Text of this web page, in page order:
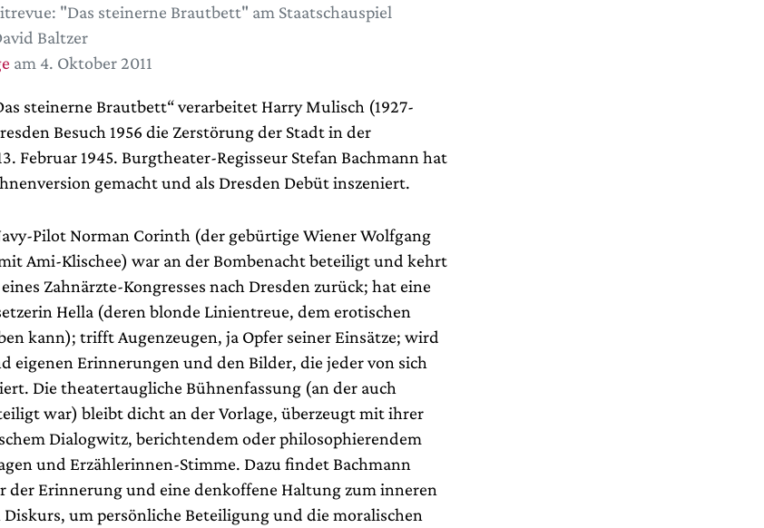
"Das steinerne Brautbett" am Staatschauspiel
Baltzer
am 4. Oktober 2011
steinerne Brautbett“ verarbeitet Harry Mulisch (1927-
Besuch 1956 die Zerstörung der Stadt in der
Februar 1945. Burgtheater-Regisseur Stefan Bachmann hat
gemacht und als Dresden Debüt inszeniert.
Pilot Norman Corinth (der gebürtige Wiener Wolfgang
Ami-Klischee) war an der Bombenacht beteiligt und kehrt
Zahnärzte-Kongresses nach Dresden zurück; hat eine
Hella (deren blonde Linientreue, dem erotischen
kann); trifft Augenzeugen, ja Opfer seiner Einsätze; wird
eigenen Erinnerungen und den Bilder, die jeder von sich
Die theatertaugliche Bühnenfassung (an der auch
war) bleibt dicht an der Vorlage, überzeugt mit ihrer
Dialogwitz, berichtendem oder philosophierendem
und Erzählerinnen-Stimme. Dazu findet Bachmann
der Erinnerung und eine denkoffene Haltung zum inneren
Diskurs, um persönliche Beteiligung und die moralischen